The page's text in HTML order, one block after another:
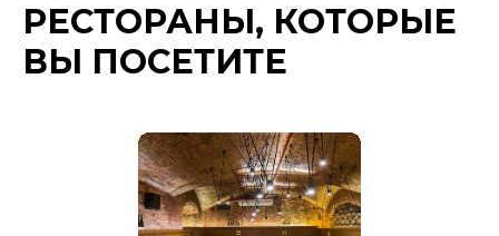
РЕСТОРАНЫ, КОТОРЫЕ
ВЫ ПОСЕТИТЕ